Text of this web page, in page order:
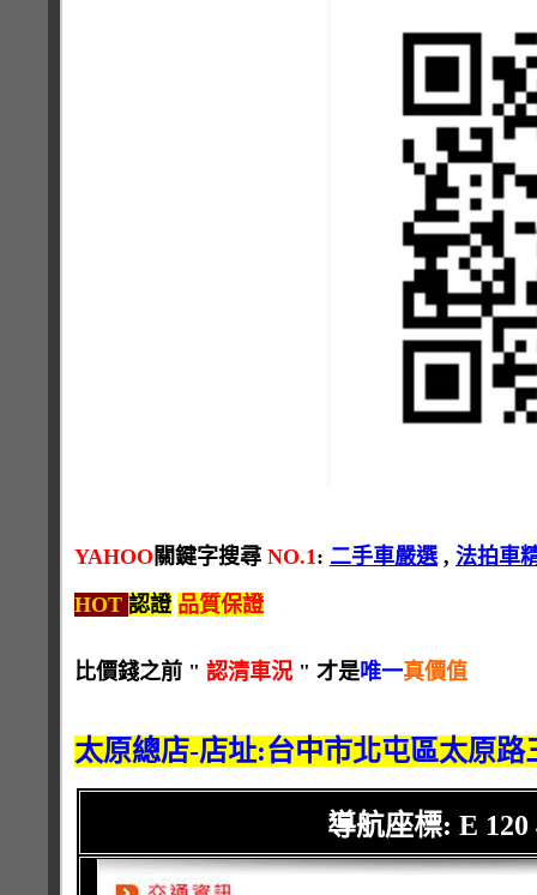
YAHOO 關鍵字搜尋 NO.1: 二手車嚴選, 法拍車
HOT 認證 品質保證
比價錢之前 " 認清車況 " 才是唯一真價值
太原總店-店址:台中市北屯區太原路
導航座標: E